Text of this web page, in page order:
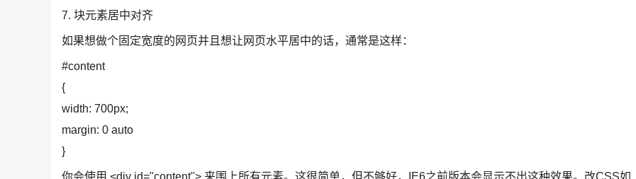
7. 块元素居中对齐
如果想做个固定宽度的网页并且想让网页水平居中的话，通常是这样：
#content
{
width: 700px;
margin: 0 auto
}
你会使用 <div id="content"> 来围上所有元素。这很简单，但不够好，IE6之前版本会显示不出这种效果。改CSS如